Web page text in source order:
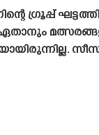
ഗ്രൂപ്പ്